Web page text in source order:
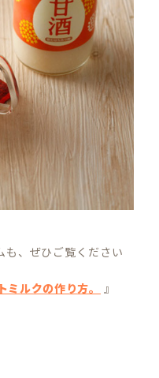
、ぜひご覧ください
ルクの作り方。 』